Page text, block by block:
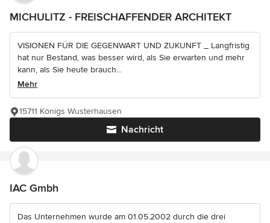
MICHULITZ - FREISCHAFFENDER ARCHITEKT
VISIONEN FÜR DIE GEGENWART UND ZUKUNFT _ Langfristig
hat nur Bestand, was besser wird, als Sie erwarten und mehr
kann, als Sie heute brauch...
Mehr
Nachricht
15711 Königs Wusterhausen
IAC Gmbh
Das Unternehmen wurde am 01.05.2002 durch die drei